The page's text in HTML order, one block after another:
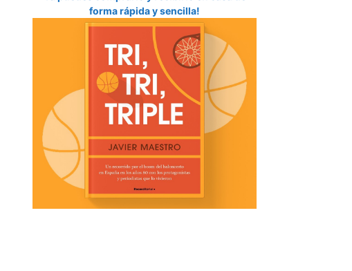
forma rápida y sencilla!